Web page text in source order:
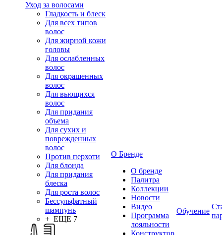
Уход за волосами
Гладкость и блеск
Для всех типов
волос
Для жирной кожи
головы
Для ослабленных
волос
Для окрашенных
волос
Для вьющихся
волос
Для придания
объема
Для сухих и
поврежденных
волос
Против перхоти
Для блонда
Для придания
блеска
Для роста волос
Бессульфатный
шампунь
+ ЕЩЕ 7
О Бренде
О бренде
Палитра
Коллекции
Новости
Видео
Программа
лояльности
Конструктор
Обучение